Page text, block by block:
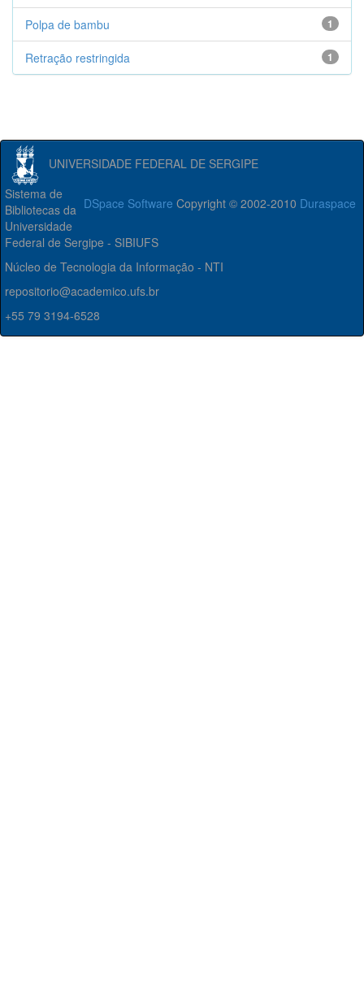
1
Polpa de bambu
1
Retração restringida
UNIVERSIDADE FEDERAL DE SERGIPE
DSpace Software Copyright © 2002-2010 Duraspace
Sistema de
Bibliotecas da
Universidade
Federal de Sergipe - SIBIUFS
Núcleo de Tecnologia da Informação - NTI
repositorio@academico.ufs.br
+55 79 3194-6528